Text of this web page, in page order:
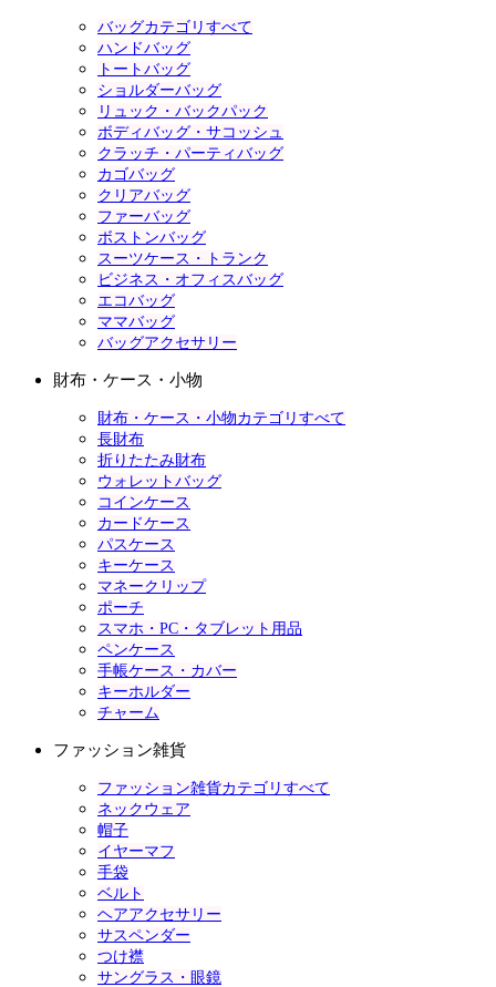
バッグカテゴリすべて
ハンドバッグ
トートバッグ
ショルダーバッグ
リュック・バックパック
ボディバッグ・サコッシュ
クラッチ・パーティバッグ
カゴバッグ
クリアバッグ
ファーバッグ
ボストンバッグ
スーツケース・トランク
ビジネス・オフィスバッグ
エコバッグ
ママバッグ
バッグアクセサリー
財布・ケース・小物
財布・ケース・小物カテゴリすべて
長財布
折りたたみ財布
ウォレットバッグ
コインケース
カードケース
パスケース
キーケース
マネークリップ
ポーチ
スマホ・PC・タブレット用品
ペンケース
手帳ケース・カバー
キーホルダー
チャーム
ファッション雑貨
ファッション雑貨カテゴリすべて
ネックウェア
帽子
イヤーマフ
手袋
ベルト
ヘアアクセサリー
サスペンダー
つけ襟
サングラス・眼鏡